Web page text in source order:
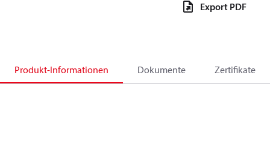
Export PDF
Produkt-Informationen Dokumente Zertifikate